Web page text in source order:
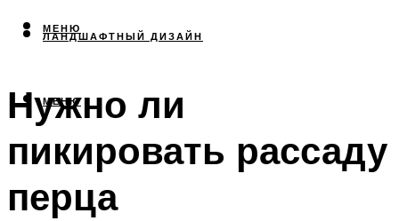
ЛАНДШАФТНЫЙ ДИЗАЙН
МЕНЮ
МЕНЮ
Нужно ли
пикировать рассаду
перца